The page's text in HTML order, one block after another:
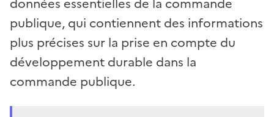
publique, qui contiennent des informations
plus précises sur la prise en compte du
développement durable dans la
commande publique.